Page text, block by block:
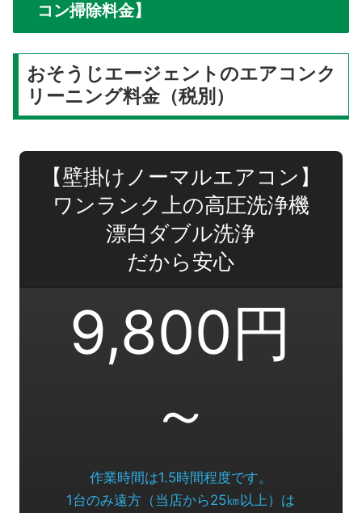
コン掃除料金】
おそうじエージェントのエアコンク
リーニング料金（税別）
【壁掛けノーマルエアコン】
ワンランク上の高圧洗浄機
漂白ダブル洗浄
だから安心
9,800円
～
作業時間は1.5時間程度です。
1台のみ遠方（当店から25㎞以上）は